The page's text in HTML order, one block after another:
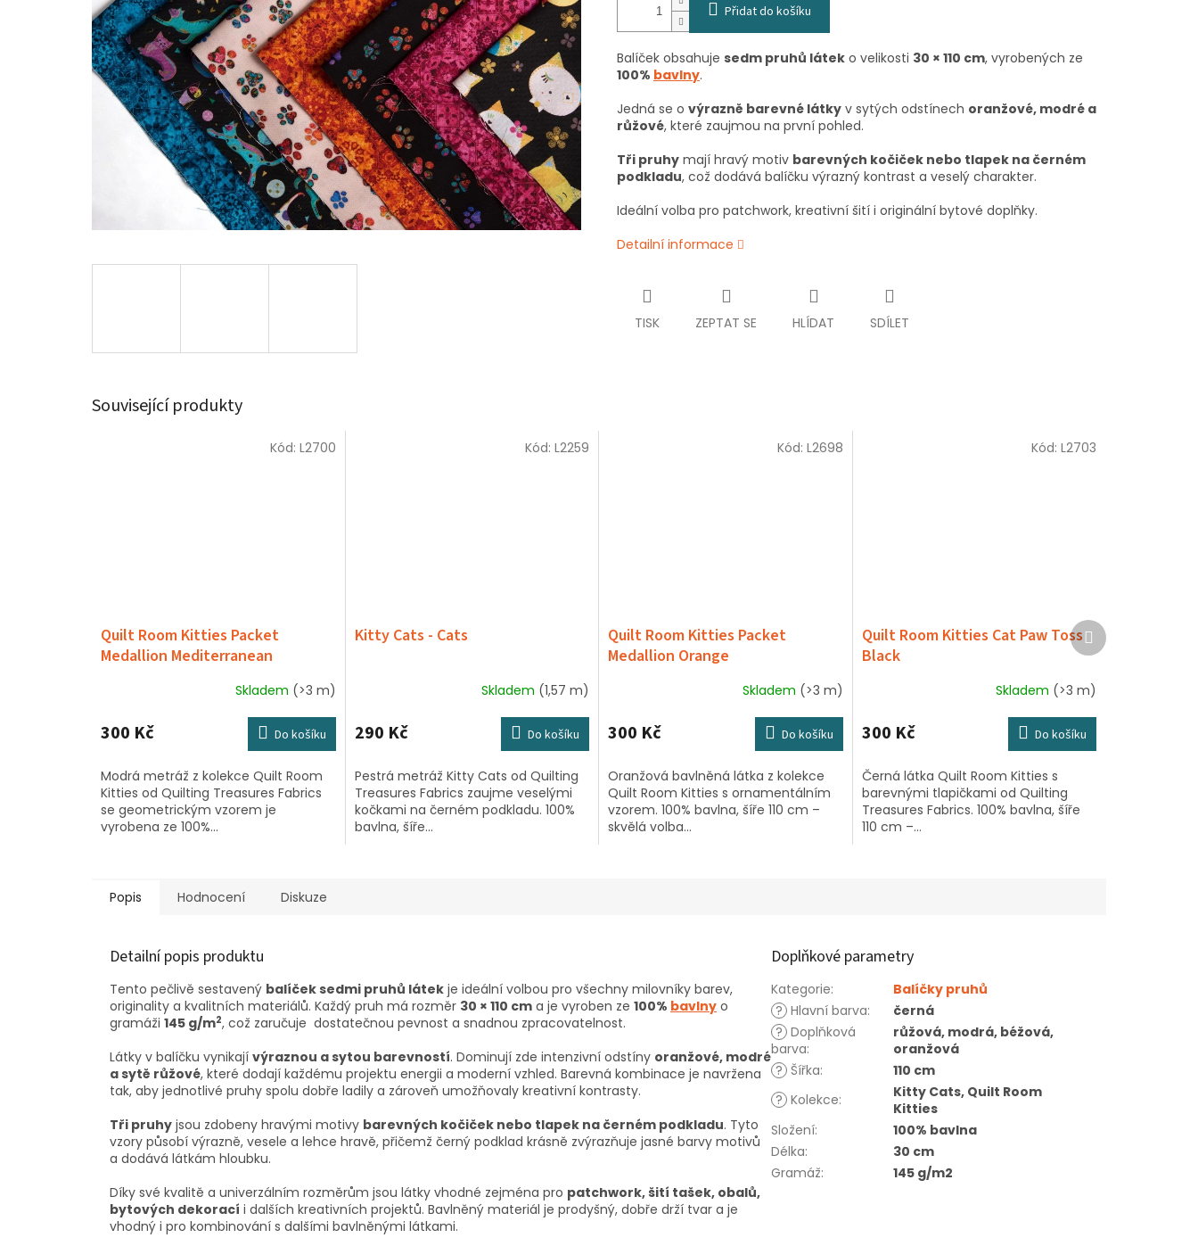
Přidat do košíku
Balíček obsahuje sedm pruhů látek o velikosti 30 × 110 cm, vyrobených ze
100% bavlny.
Jedná se o výrazně barevné látky v sytých odstínech oranžové, modré a
růžové, které zaujmou na první pohled.
Tři pruhy mají hravý motiv barevných kočiček nebo tlapek na černém
podkladu, což dodává balíčku výrazný kontrast a veselý charakter.
Ideální volba pro patchwork, kreativní šití i originální bytové doplňky.
Detailní informace
TISK ZEPTAT SE HLÍDAT SDÍLET
Související produkty
Quilt Room Kitties Packet
Medallion Mediterranean
Skladem (>3 m)
300 Kč Do košíku
Modrá metráž z kolekce Quilt Room
Kitties od Quilting Treasures Fabrics
se geometrickým vzorem je
vyrobena ze 100%...
Kód: L2700
Kitty Cats - Cats
Skladem (1,57 m)
290 Kč Do košíku
Pestrá metráž Kitty Cats od Quilting
Treasures Fabrics zaujme veselými
kočkami na černém podkladu. 100%
bavlna, šíře...
Kód: L2259
Quilt Room Kitties Packet
Medallion Orange
Skladem (>3 m)
300 Kč Do košíku
Oranžová bavlněná látka z kolekce
Quilt Room Kitties s ornamentálním
vzorem. 100% bavlna, šíře 110 cm –
skvělá volba...
Kód: L2698
Quilt Room Kitties Cat Paw Toss
Black
Skladem (>3 m)
300 Kč Do košíku
Černá látka Quilt Room Kitties s
barevnými tlapičkami od Quilting
Treasures Fabrics. 100% bavlna, šíře
110 cm –...
Kód: L2703
Další
produkt
Popis Hodnocení Diskuze
Detailní popis produktu
Tento pečlivě sestavený balíček sedmi pruhů látek je ideální volbou pro všechny milovníky barev,
originality a kvalitních materiálů. Každý pruh má rozměr 30 × 110 cm a je vyroben ze 100% bavlny o
gramáži 145 g/m2, což zaručuje dostatečnou pevnost a snadnou zpracovatelnost.
Látky v balíčku vynikají výraznou a sytou barevností. Dominují zde intenzivní odstíny oranžové, modré
a sytě růžové, které dodají každému projektu energii a moderní vzhled. Barevná kombinace je navržena
tak, aby jednotlivé pruhy spolu dobře ladily a zároveň umožňovaly kreativní kontrasty.
Tři pruhy jsou zdobeny hravými motivy barevných kočiček nebo tlapek na černém podkladu. Tyto
vzory působí výrazně, vesele a lehce hravě, přičemž černý podklad krásně zvýrazňuje jasné barvy motivů
a dodává látkám hloubku.
Díky své kvalitě a univerzálním rozměrům jsou látky vhodné zejména pro patchwork, šití tašek, obalů,
bytových dekorací i dalších kreativních projektů. Bavlněný materiál je prodyšný, dobře drží tvar a je
vhodný i pro kombinování s dalšími bavlněnými látkami.
Doplňkové parametry
Kategorie:
Balíčky pruhů
? Hlavní barva:
černá
? Doplňková
barva:
růžová, modrá, béžová,
oranžová
? Šířka:
110 cm
? Kolekce:
Kitty Cats, Quilt Room
Kitties
Složení:
100% bavlna
Délka:
30 cm
Gramáž: 145 g/m2